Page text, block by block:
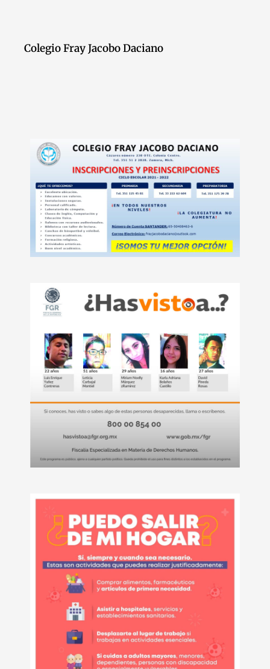
Colegio Fray Jacobo Daciano